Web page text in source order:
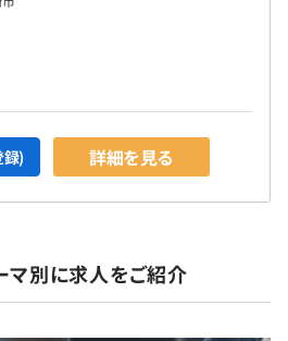
) 詳細を見る
マ別に求人をご紹介